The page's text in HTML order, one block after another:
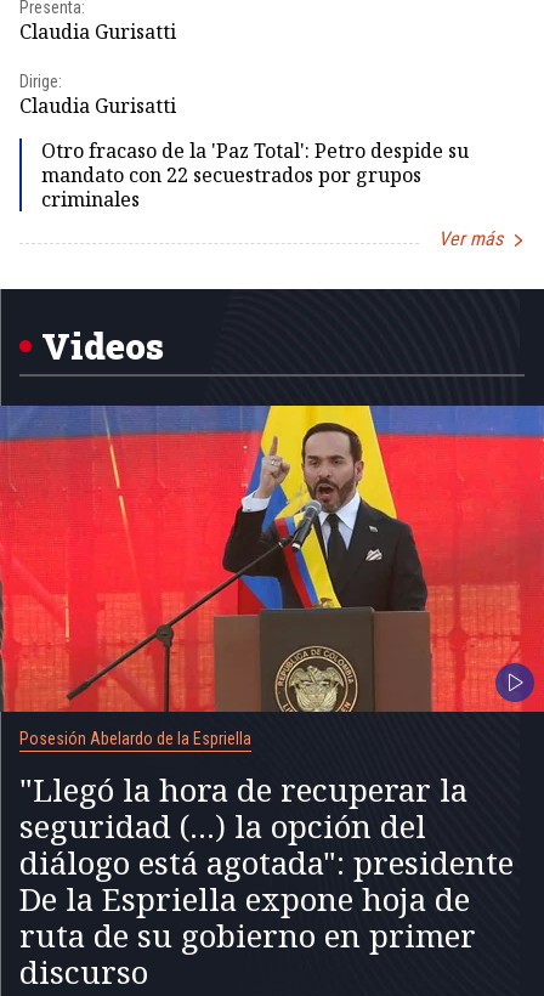
Presenta:
Claudia Gurisatti
Dirige:
Claudia Gurisatti
Otro fracaso de la 'Paz Total': Petro despide su
mandato con 22 secuestrados por grupos
criminales
Ver más
1
Videos
Posesión Abelardo de la Espriella
"Llegó la hora de recuperar la
seguridad (...) la opción del
diálogo está agotada": presidente
De la Espriella expone hoja de
ruta de su gobierno en primer
discurso